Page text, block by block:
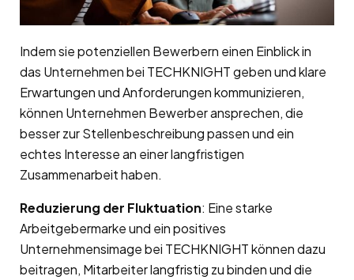
Indem sie potenziellen Bewerbern einen Einblick in
das Unternehmen bei TECHKNIGHT geben und klare
Erwartungen und Anforderungen kommunizieren,
können Unternehmen Bewerber ansprechen, die
besser zur Stellenbeschreibung passen und ein
echtes Interesse an einer langfristigen
Zusammenarbeit haben.
Reduzierung der Fluktuation: Eine starke
Arbeitgebermarke und ein positives
Unternehmensimage bei TECHKNIGHT können dazu
beitragen, Mitarbeiter langfristig zu binden und die